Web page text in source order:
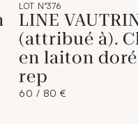
LOT N°376
LINE
(attribué à).
en laiton doré
rep
60 / 80 €